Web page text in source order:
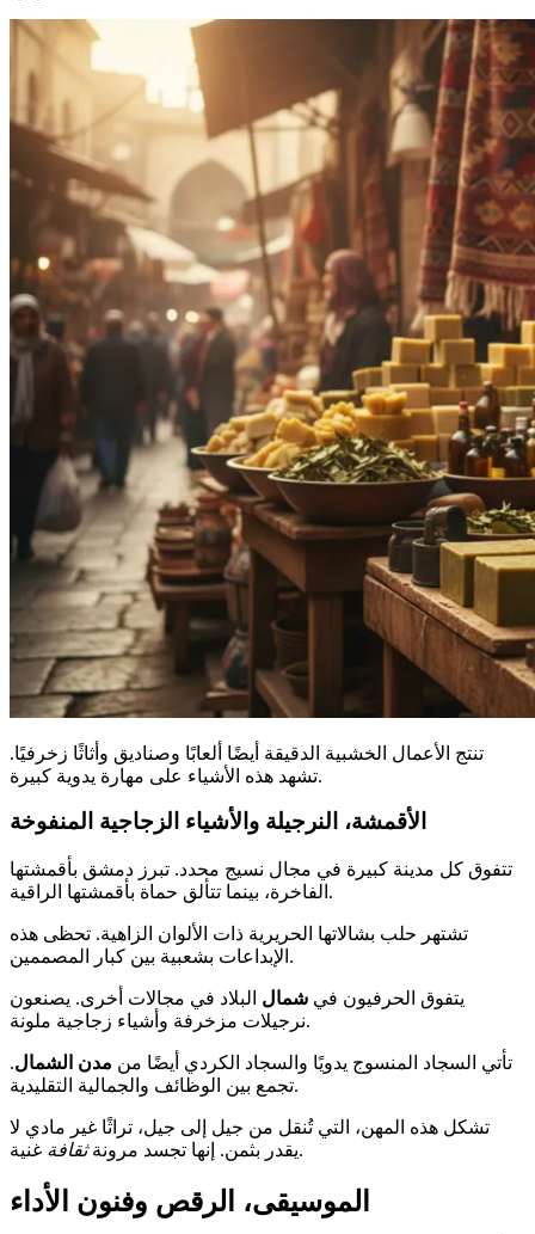
تنتج الأعمال الخشبية الدقيقة أيضًا ألعابًا وصناديق وأثاثًا زخرفيًا.
تشهد هذه الأشياء على مهارة يدوية كبيرة.
الأقمشة، النرجيلة والأشياء الزجاجية المنفوخة
تتفوق كل مدينة كبيرة في مجال نسيج محدد. تبرز دمشق بأقمشتها
الفاخرة، بينما تتألق حماة بأقمشتها الراقية.
تشتهر حلب بشالاتها الحريرية ذات الألوان الزاهية. تحظى هذه
الإبداعات بشعبية بين كبار المصممين.
يتفوق الحرفيون في شمال البلاد في مجالات أخرى. يصنعون
نرجيلات مزخرفة وأشياء زجاجية ملونة.
تأتي السجاد المنسوج يدويًا والسجاد الكردي أيضًا من مدن الشمال.
تجمع بين الوظائف والجمالية التقليدية.
تشكل هذه المهن، التي تُنقل من جيل إلى جيل، تراثًا غير مادي لا
يقدر بثمن. إنها تجسد مرونةثقافة غنية.
الموسيقى، الرقص وفنون الأداء